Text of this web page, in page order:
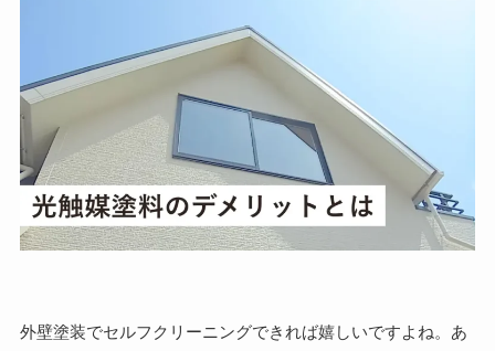
外壁塗装でセルフクリーニングできれば嬉しいですよね。あ